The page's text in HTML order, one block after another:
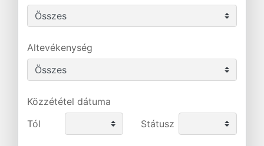
Altevékenység
Közzététel dátuma
Tól
Státusz